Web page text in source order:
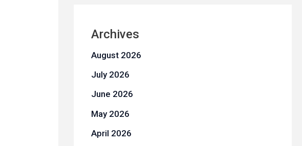
Archives
August 2026
July 2026
June 2026
May 2026
April 2026